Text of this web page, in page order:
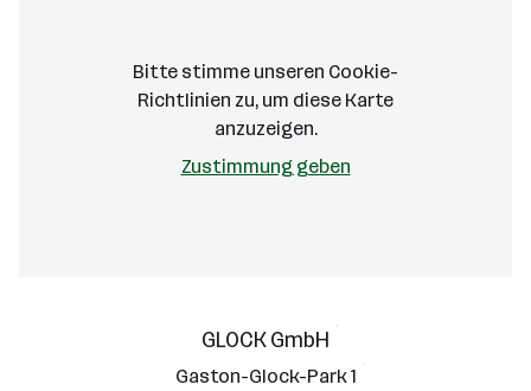
Bitte stimme unseren Cookie-
Richtlinien zu, um diese Karte
anzuzeigen.
Zustimmung geben
GLOCK GmbH
Gaston-Glock-Park 1
karriere.at verwendet Cookies, um das
bestmögliche Nutzererlebnis für Sie